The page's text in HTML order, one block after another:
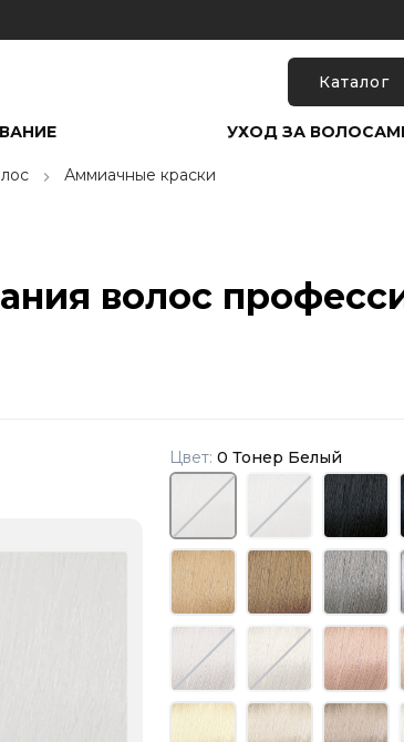
Каталог
УХОД ЗА
Аммиачные краски
волос
Цвет: 0 Тонер Белый